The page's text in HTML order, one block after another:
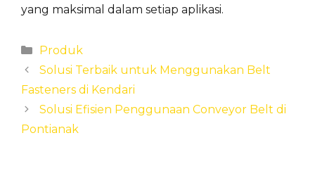
yang maksimal dalam setiap aplikasi.
Categories
Produk
Solusi Terbaik untuk Menggunakan Belt
Fasteners di Kendari
Solusi Efisien Penggunaan Conveyor Belt di
Pontianak